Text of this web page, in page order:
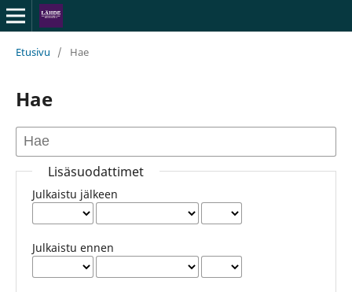
Etusivu / Hae
Hae
Lisäsuodattimet
Julkaistu jälkeen
Julkaistu ennen